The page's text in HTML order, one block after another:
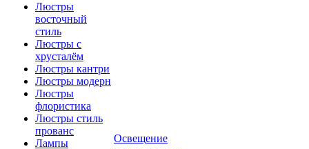
Люстры
восточный
стиль
Люстры с
хрусталём
Люстры кантри
Люстры модерн
Люстры
флористика
Люстры стиль
прованс
Лампы
Освещение